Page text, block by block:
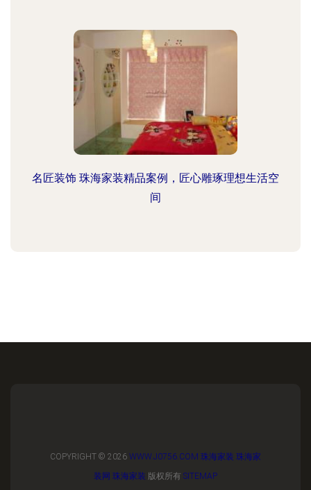
名匠装饰 珠海家装精品案例，匠心雕琢理想生活空
间
COPYRIGHT © 2026 WWW.J0756.COM 珠海家装 珠海家
装网 珠海家装 版权所有 SITEMAP